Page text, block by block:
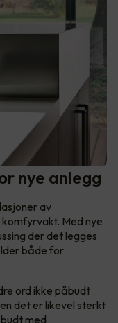
nye anlegg
av
Med nye
der det legges
både for
ord ikke påbudt
det er likevel sterkt
med